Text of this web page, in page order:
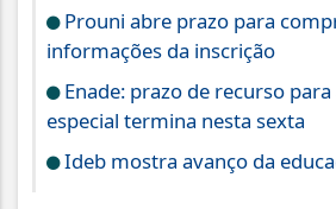
Prouni abre prazo para
informações da inscrição
Enade: prazo de recurso
especial termina nesta sexta
Ideb mostra avanço da